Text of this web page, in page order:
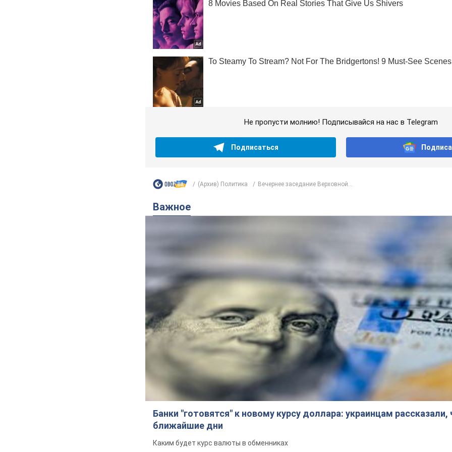
Не пропусти молнию! Подписывайся на нас в Telegram
Подписаться
(Архив) Политика Вечернее заседание Верховной...
Важное
Банки "готовятся" к новому курсу доллара: украинцам
ближайшие дни
Каким будет курс валюты в обменниках